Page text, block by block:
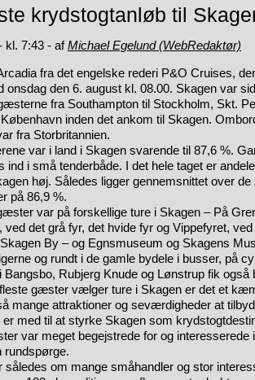
krydstogtanløb til
kl. 7:43 - afMichael Egelund (WebRedaktør)
fra det engelske rederi P&O Cruises,
onsdag den 6. august kl. 08.00. Skagen var
fra Southampton til Stockholm, Skt.
inden det ankom til Skagen.
fra Storbritannien.
var i land i Skagen svarende til 87,6 %.
ind i små tenderbåde. I det hele taget er
høj. Således ligger gennemsnittet over de
på 86,9 %.
var på forskellige ture i Skagen – På
ved det grå fyr, det hvide fyr og Vippefyret,
By – og Egnsmuseum og Skagens
og rundt i de gamle bydele i busser, på
Bangsbo, Rubjerg Knude og Lønstrup fik også
gæster vælger ture i Skagen er det et
mange attraktioner og seværdigheder at
er med til at styrke Skagen som
var meget begejstrede for og interesserede
rundspørge.
således om mange småhandler og stor